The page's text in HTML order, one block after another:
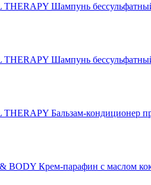
Шампунь
Шампунь
Бальзам-кондиционер
BODY Крем-парафин с маслом